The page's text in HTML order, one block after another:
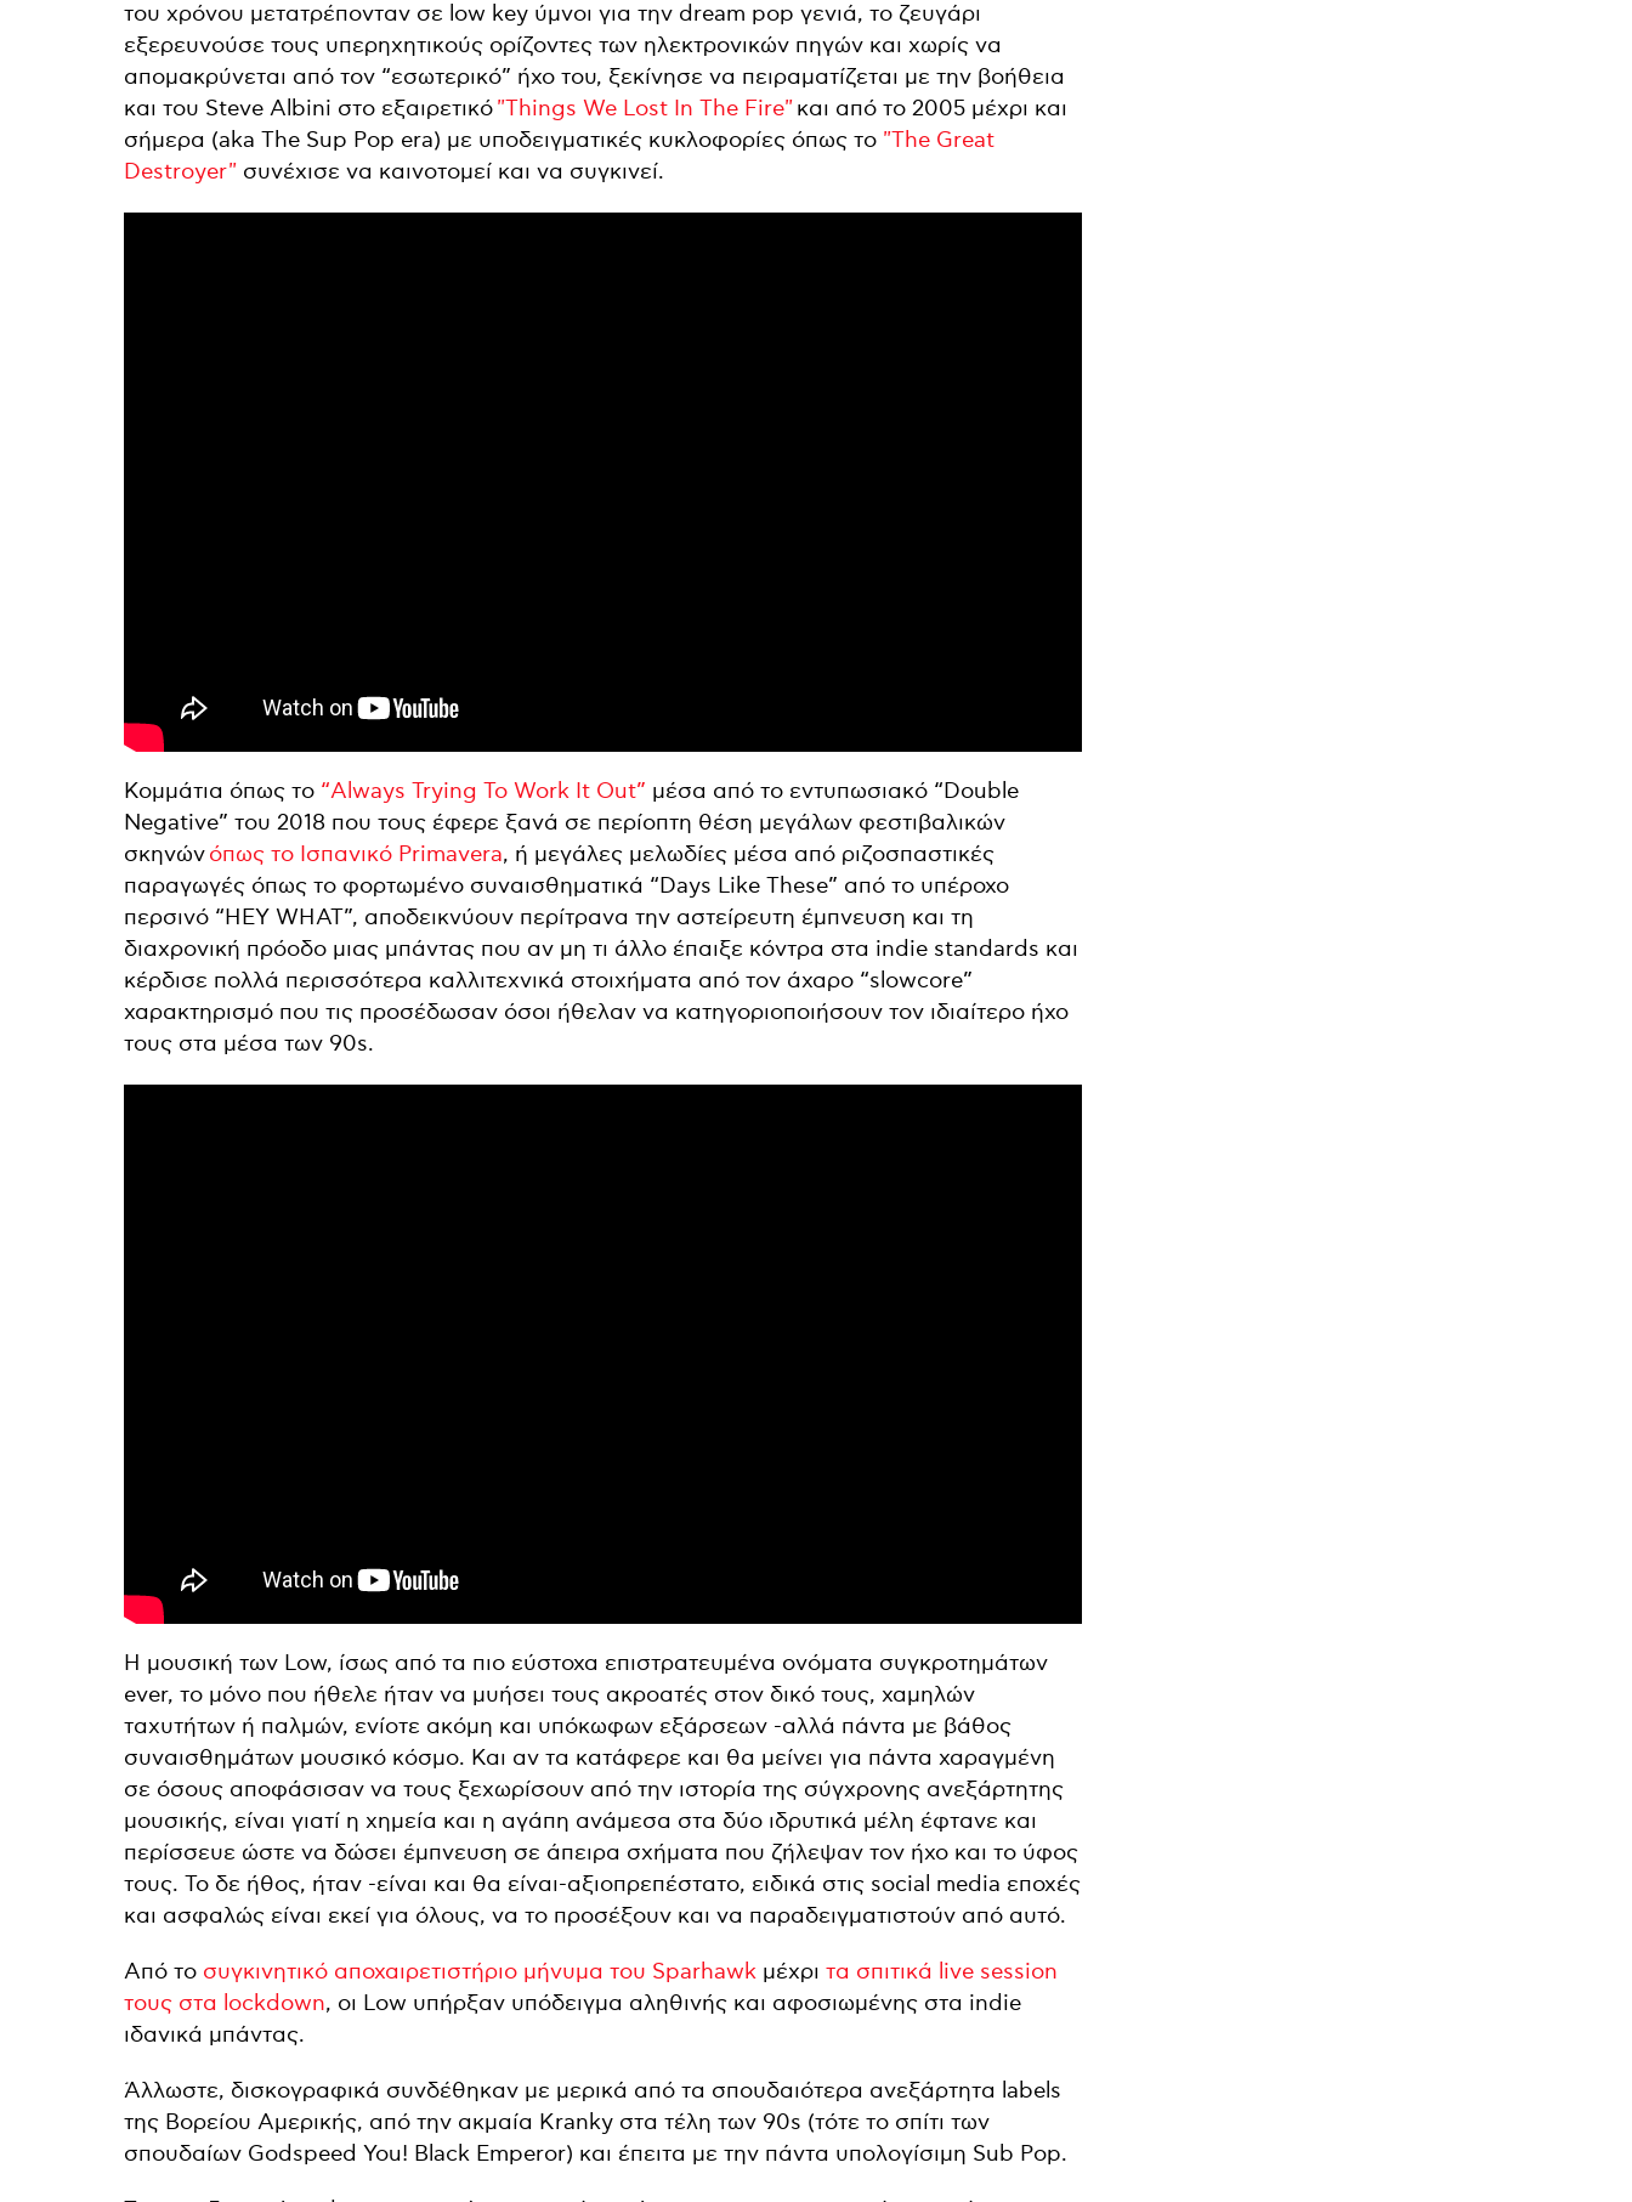
του χρόνου μετατρέπονταν σε low key ύμνοι για την dream pop γενιά, το ζευγάρι
εξερευνούσε τους υπερηχητικούς ορίζοντες των ηλεκτρονικών πηγών και χωρίς να
απομακρύνεται από τον “εσωτερικό” ήχο του, ξεκίνησε να πειραματίζεται με την βοήθεια
και του Steve Albini στo εξαιρετικό"Things We Lost In The Fire"και από το 2005 μέχρι και
σήμερα (aka The Sup Pop era) με υποδειγματικές κυκλοφορίες όπως το "The Great
Destroyer" συνέχισε να καινοτομεί και να συγκινεί.
Κομμάτια όπως το “Always Trying To Work It Out” μέσα από το εντυπωσιακό “Double
Negative” του 2018 που τους έφερε ξανά σε περίοπτη θέση μεγάλων φεστιβαλικών
σκηνώνόπως το Ισπανικό Primavera, ή μεγάλες μελωδίες μέσα από ριζοσπαστικές
παραγωγές όπως το φορτωμένο συναισθηματικά “Days Like These” από το υπέροχο
περσινό “HEY WHAT”, αποδεικνύουν περίτρανα την αστείρευτη έμπνευση και τη
διαχρονική πρόοδο μιας μπάντας που αν μη τι άλλο έπαιξε κόντρα στα indie standards και
κέρδισε πολλά περισσότερα καλλιτεχνικά στοιχήματα από τον άχαρο “slowcore”
χαρακτηρισμό που τις προσέδωσαν όσοι ήθελαν να κατηγοριοποιήσουν τον ιδιαίτερο ήχο
τους στα μέσα των 90s.
Η μουσική των Low, ίσως από τα πιο εύστοχα επιστρατευμένα ονόματα συγκροτημάτων
ever, το μόνο που ήθελε ήταν να μυήσει τους ακροατές στον δικό τους, χαμηλών
ταχυτήτων ή παλμών, ενίοτε ακόμη και υπόκωφων εξάρσεων -αλλά πάντα με βάθος
συναισθημάτων μουσικό κόσμο. Και αν τα κατάφερε και θα μείνει για πάντα χαραγμένη
σε όσους αποφάσισαν να τους ξεχωρίσουν από την ιστορία της σύγχρονης ανεξάρτητης
μουσικής, είναι γιατί η χημεία και η αγάπη ανάμεσα στα δύο ιδρυτικά μέλη έφτανε και
περίσσευε ώστε να δώσει έμπνευση σε άπειρα σχήματα που ζήλεψαν τον ήχο και το ύφος
τους. Το δε ήθος, ήταν -είναι και θα είναι-αξιοπρεπέστατο, ειδικά στις social media εποχές
και ασφαλώς είναι εκεί για όλους, να το προσέξουν και να παραδειγματιστούν από αυτό.
Από το συγκινητικό αποχαιρετιστήριο μήνυμα του Sparhawk μέχρι τα σπιτικά live session
τους στα lockdown, οι Low υπήρξαν υπόδειγμα αληθινής και αφοσιωμένης στα indie
ιδανικά μπάντας.
Άλλωστε, δισκογραφικά συνδέθηκαν με μερικά από τα σπουδαιότερα ανεξάρτητα labels
της Βορείου Αμερικής, από την ακμαία Kranky στα τέλη των 90s (τότε το σπίτι των
σπουδαίων Godspeed You! Black Emperor) και έπειτα με την πάντα υπολογίσιμη Sub Pop.